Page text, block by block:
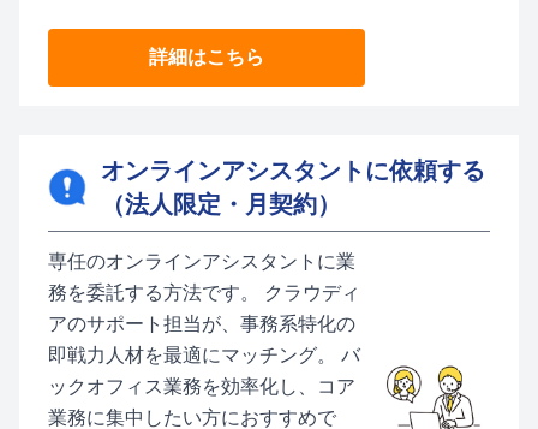
詳細はこちら
オンラインアシスタントに依頼する
（法人限定・月契約）
専任のオンラインアシスタントに業
務を委託する方法です。 クラウディ
アのサポート担当が、事務系特化の
即戦力人材を最適にマッチング。 バ
ックオフィス業務を効率化し、コア
業務に集中したい方におすすめで